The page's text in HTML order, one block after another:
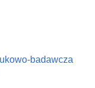
badawcza